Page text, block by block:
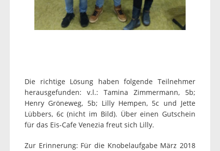
Die richtige Lösung haben folgende Teilnehmer
herausgefunden: v.l.: Tamina Zimmermann, 5b;
Henry Gröneweg, 5b; Lilly Hempen, 5c und Jette
Lübbers, 6c (nicht im Bild). Über einen Gutschein
für das Eis-Cafe Venezia freut sich Lilly.
Zur Erinnerung: Für die Knobelaufgabe März 2018